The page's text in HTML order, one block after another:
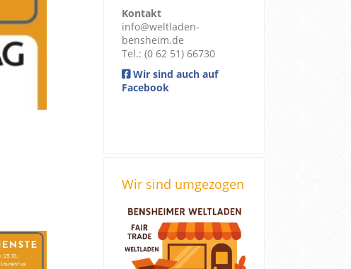
Kontakt
info@weltladen-
bensheim.de
Tel.: (0 62 51) 66730
Wir sind auch auf
Facebook
Wir sind umgezogen